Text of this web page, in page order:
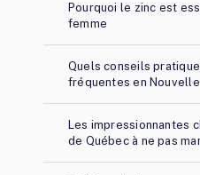
Pourquoi le zinc est
femme
Quels conseils
fréquentes en
Les impressionnantes
de Québec à ne pas